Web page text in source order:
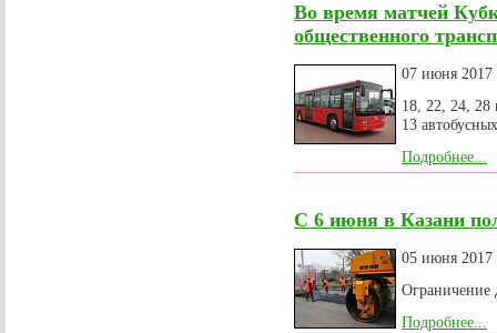
Во время матчей
общественного
07 июня 2017
18, 22, 24, 28
13
Подробнее...
С 6 июня в Казани
05 июня 2017
Ограничение
Подробнее...